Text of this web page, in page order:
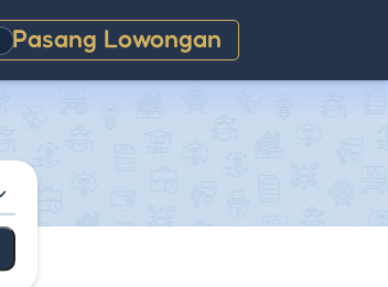
Pasang Lowongan